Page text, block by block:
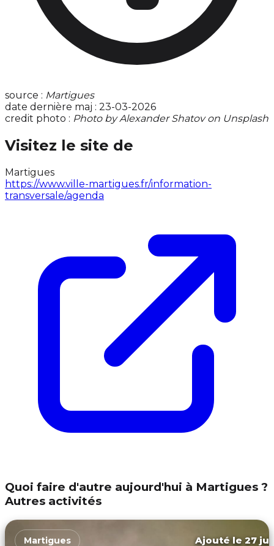
source : Martigues
date dernière maj : 23-03-2026
credit photo : Photo by Alexander Shatov on Unsplash
Visitez le site de
Martigues
https://www.ville-martigues.fr/information-
transversale/agenda
Quoi faire d'autre aujourd'hui à Martigues ?
Autres activités
Martigues Ajouté le 27